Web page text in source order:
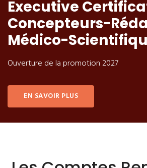
Executive
Concepteurs-
Médico-
Ouverture de la promotion 2027
EN SAVOIR PLUS